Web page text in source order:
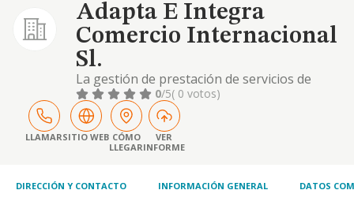
Adapta E Integra
Comercio Internacional
Sl.
La gestión de prestación de servicios de
asesoramiento técnico y consultoría en
materia de comercio exterior
0/5( 0 votos)
LLAMARSITIO WEB CÓMO
LLEGAR
VER
INFORME
DIRECCIÓN Y CONTACTO INFORMACIÓN GENERAL DATOS